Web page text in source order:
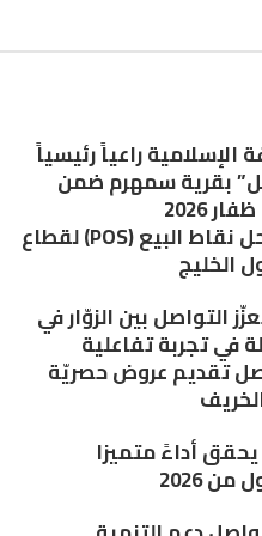
الإسلامية راعياً رئيسياً
بقرية سمهرم ضمن
2026
زوهو تطلق حل نقاط البيع (POS) لقطاع
الخليج
التواصل بين الزوّار في
في تجربة تفاعلية
تقديم عروض حصريّة
يحقق أداءً متميزا
2026